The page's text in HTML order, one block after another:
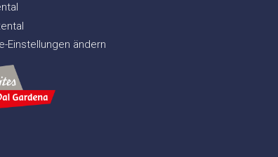
Einstellungen ändern